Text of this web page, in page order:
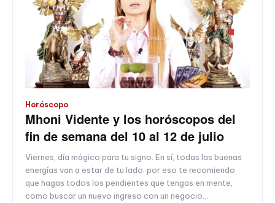
Horóscopo
Mhoni Vidente y los horóscopos del
fin de semana del 10 al 12 de julio
Viernes, día mágico para tu signo. En sí, todas las buenas
energías van a estar de tu lado; por eso te recomiendo
que hagas todos los pendientes que tengas en mente,
como buscar un nuevo ingreso con un negocio...